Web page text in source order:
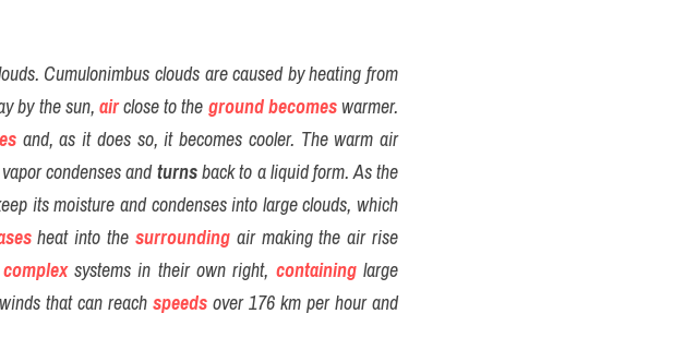
Cumulonimbus clouds are caused by heating from
by the sun, air close to the groundbecomes warmer.
and, as it does so, it becomes cooler. The warm air
condenses and turns back to a liquid form. As the
its moisture and condenses into large clouds, which
heat into the surrounding
complex systems in their own right, containing large
that can reach speeds over 176 km per hour and